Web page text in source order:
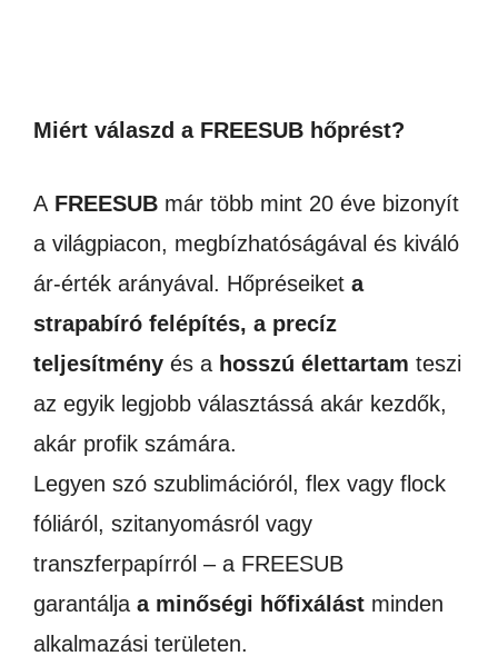
Miért válaszd a FREESUB hőprést?
A FREESUB már több mint 20 éve bizonyít
a világpiacon, megbízhatóságával és kiváló
ár-érték arányával. Hőpréseiket a
strapabíró felépítés, a precíz
teljesítmény és a hosszú élettartam teszi
az egyik legjobb választássá akár kezdők,
akár profik számára.
Legyen szó szublimációról, flex vagy flock
fóliáról, szitanyomásról vagy
transzferpapírról – a FREESUB
garantálja a minőségi hőfixálást minden
alkalmazási területen.